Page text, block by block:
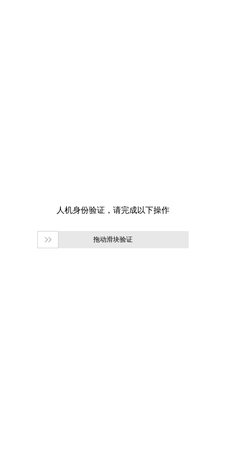
拖动滑块验证